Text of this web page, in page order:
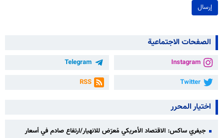
إرسال
الصفحات الاجتماعية
Instagram
Telegram
Twitter
RSS
اختيار المحرر
جيفري ساكس: الاقتصاد الأمريكي مُعرّض للانهيار/ارتفاع صادم في أسعار